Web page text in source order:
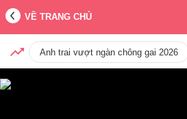
VỀ TRANG CHỦ
Anh trai vượt ngàn chông gai 2026